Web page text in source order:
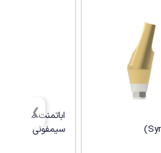
اباتمنت مستقیم
سیمفونی(Symphony)